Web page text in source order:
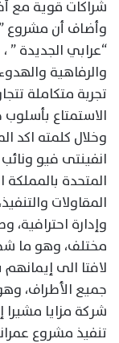
شراكات قوية مع
“عرابي الجديدة ”
والرفاهية
تجربة متكاملة
الاستمتاع
وخلال كلمته اكد
انفينتى فيو
المتحدة
المقاولات
وإدارة
مختلف، وهو ما
لافتا الى
جميع الأطراف،
شركة مزايا
تنفيذ مشروع